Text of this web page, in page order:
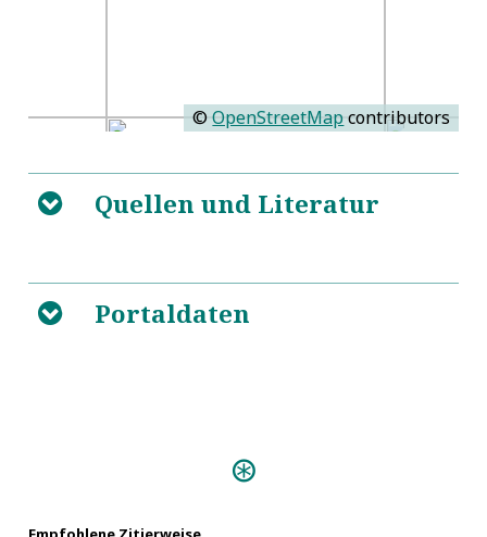
©OpenStreetMapcontributors
B Quellen und Literatur
B Portaldaten
Alvensleben, Gebhard XXV. von